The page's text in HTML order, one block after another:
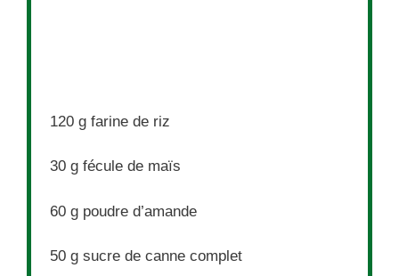
120 g farine de riz
30 g fécule de maïs
60 g poudre d’amande
50 g sucre de canne complet